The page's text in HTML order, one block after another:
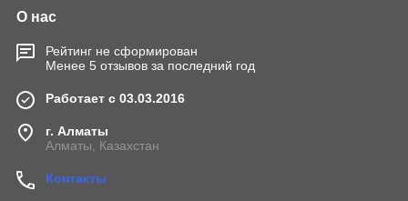
О нас
Рейтинг не сформирован
Менее 5 отзывов за последний год
Работает с 03.03.2016
г. Алматы
Алматы, Казахстан
Контакты